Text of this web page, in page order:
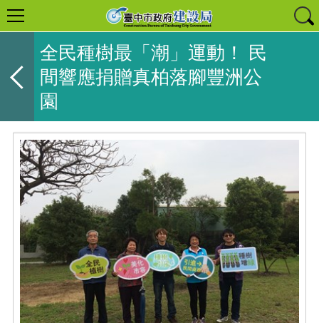
全民種樹最「潮」運動！ 民
間響應捐贈真柏落腳豐洲公
園